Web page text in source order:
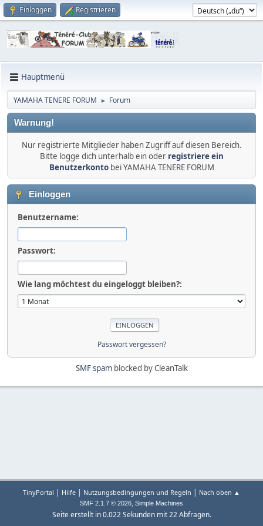
Einloggen Registrieren
Hauptmenü
YAMAHA TENERE FORUM ► Forum
Warnung!
Nur registrierte Mitglieder haben Zugriff auf diesen Bereich.
Bitte logge dich unterhalb ein oder registriere ein
Benutzerkontobei YAMAHA TENERE FORUM
Einloggen
Benutzername:
Passwort:
Wie lang möchtest du eingeloggt bleiben?:
Passwort vergessen?
SMF spamblocked by CleanTalk
TinyPortal | Hilfe | Nutzungsbedingungen und Regeln | Nach oben ▲
SMF 2.1.7 © 2026, Simple Machines
Seite erstellt in 0.022 Sekunden mit 22 Abfragen.